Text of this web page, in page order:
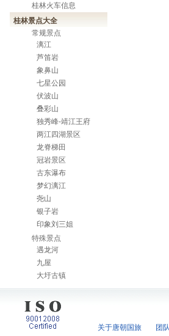
桂林火车信息
桂林景点大全
常规景点
漓江
芦笛岩
象鼻山
七星公园
伏波山
叠彩山
独秀峰-靖江王府
两江四湖景区
龙脊梯田
冠岩景区
古东瀑布
梦幻漓江
尧山
银子岩
印象刘三姐
特殊景点
遇龙河
九屋
大圩古镇
关于唐朝国旅 团